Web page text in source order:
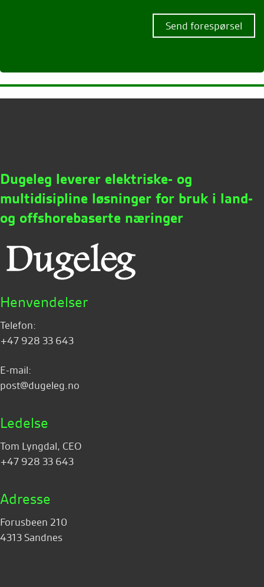
Send forespørsel
Dugeleg leverer elektriske- og
multidisipline løsninger for bruk i land-
og offshorebaserte næringer
Henvendelser
Telefon:
+47 928 33 643
E-mail:
post@dugeleg.no
Ledelse
Tom Lyngdal, CEO
+47 928 33 643
Adresse
Forusbeen 210
4313 Sandnes